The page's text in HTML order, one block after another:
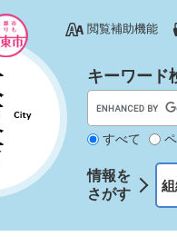
閲覧補助機能
キーワード
すべて
情報を
さがす